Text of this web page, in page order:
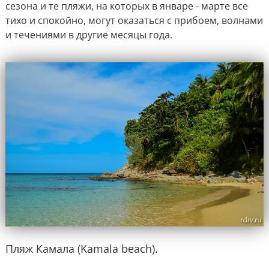
сезона и те пляжи, на которых в январе - марте все
тихо и спокойно, могут оказаться с прибоем, волнами
и течениями в другие месяцы года.
Пляж Камала (Kamala beach).